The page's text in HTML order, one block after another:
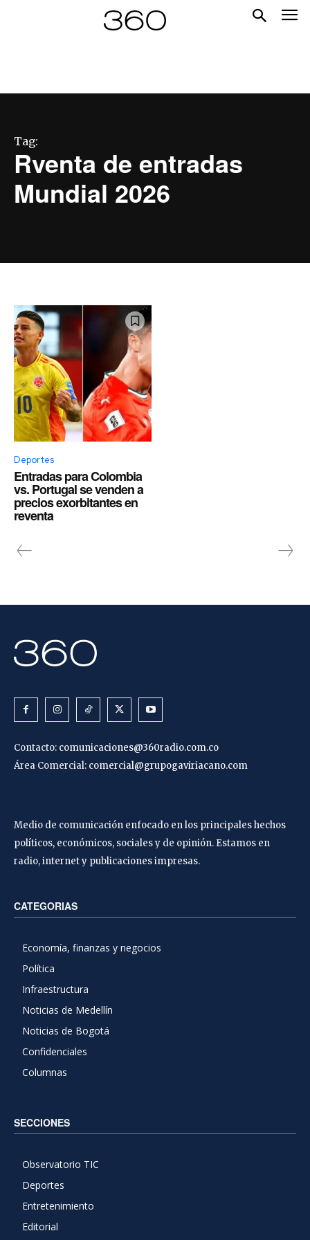
Tag:
Rventa de entradas
Mundial 2026
Deportes
Entradas para Colombia
vs. Portugal se venden a
precios exorbitantes en
reventa
Contacto: comunicaciones@360radio.com.co
Área Comercial: comercial@grupogaviriacano.com
Medio de comunicación enfocado en los principales hechos
políticos, económicos, sociales y de opinión. Estamos en
radio, internet y publicaciones impresas.
CATEGORIAS
Economía, finanzas y negocios
Política
Infraestructura
Noticias de Medellín
Noticias de Bogotá
Confidenciales
Columnas
SECCIONES
Observatorio TIC
Deportes
Entretenimiento
Editorial